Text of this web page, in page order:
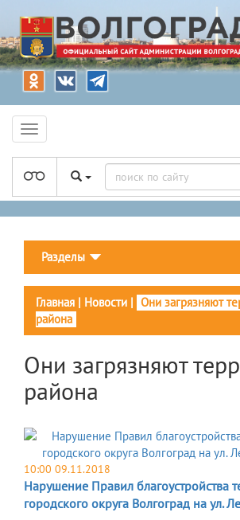
Разделы
Главная | Новости | Они загрязняют
района
Они загрязняют
района
10:00 09.11.2018
Нарушение Правил благоустройства
городского округа Волгоград на ул.